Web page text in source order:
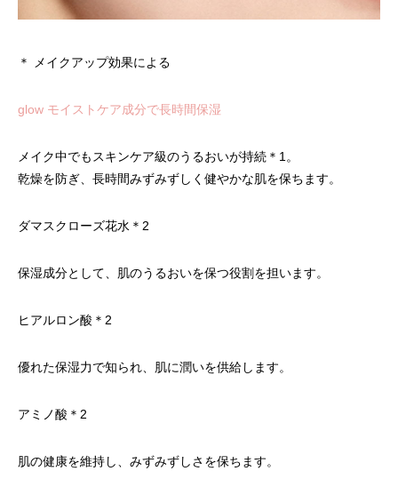
＊ メイクアップ効果による
glow モイストケア成分で長時間保湿
メイク中でもスキンケア級のうるおいが持続 ＊1 。
乾燥を防ぎ、長時間みずみずしく健やかな肌を保ちます。
ダマスクローズ花水 ＊2
保湿成分として、肌のうるおいを保つ役割を担います。
ヒアルロン酸 ＊2
優れた保湿力で知られ、肌に潤いを供給します。
アミノ酸 ＊2
肌の健康を維持し、みずみずしさを保ちます。